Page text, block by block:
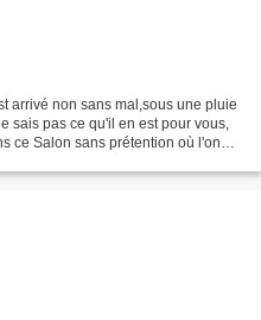
arrivé non sans mal,sous une pluie
sais pas ce qu'il en est pour vous,
ce Salon sans prétention où l'on